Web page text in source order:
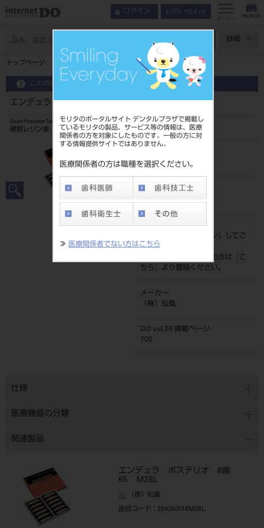
モリタのポータルサイト デンタルプラザで掲載し
ているモリタの製品、サービス等の情報は、医療
関係者の方を対象にしたものです。一般の方に対
する情報提供サイトではありません。
医療関係者の方は職種を選択ください。
≫ 医療関係者でない方はこちら
ログイン お問い合わせ
メニュー
詳細
トップページ エンデュラ ポステリオ 8歯 A3 S30L
この商品に関するお問い合わせ
エンデュラ ポステリオ 8歯 A3 S30L
Resin Posterior Teeth
硬質レジン歯
204350061S30L
JAN/EANコード
標準価格
ログイン
』してご
覧ください。
ネット会員登録がまだの方は『
こ
ちら
』より登録ください。
メーカー
（株）松風
DO vol.26 掲載ページ
700
仕様
医療機器の分類
関連製品
エンデュラ ポステリオ 8歯
65 M28L
（株）松風
品目コード ：204350018M28L